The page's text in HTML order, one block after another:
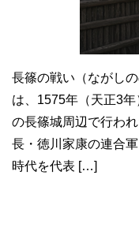
長篠の戦い（ながし
は、1575年（天正3
の長篠城周辺で行わ
長・徳川家康の連合
時代を代表 […]